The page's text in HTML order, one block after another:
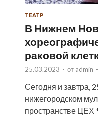
ТЕАТР
В Нижнем
раковой
25.03.2023 - от admin -
Сегодня и завтра,
нижегородском
пространстве ЦЕХ